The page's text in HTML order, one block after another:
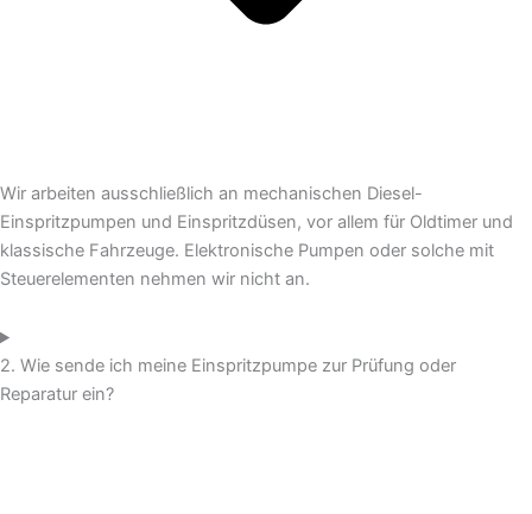
Wir arbeiten ausschließlich an mechanischen Diesel-
Einspritzpumpen und Einspritzdüsen, vor allem für Oldtimer und
klassische Fahrzeuge. Elektronische Pumpen oder solche mit
Steuerelementen nehmen wir nicht an.
2. Wie sende ich meine Einspritzpumpe zur Prüfung oder
Reparatur ein?